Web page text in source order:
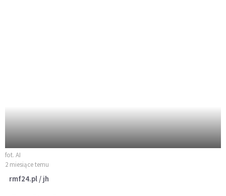
fot. AI
2 miesiące temu
rmf24.pl / jh